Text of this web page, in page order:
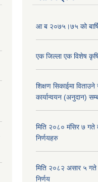
आ ब २०७५।७५ को
एक जिल्ला एक विशेष
शिक्षण सिकाईमा
कार्यान्वयन (अनुदान)
मिति २०८० मंसिर ७ गते
निर्णयहरु
मिति २०८२ असार ५ गते
निर्णय